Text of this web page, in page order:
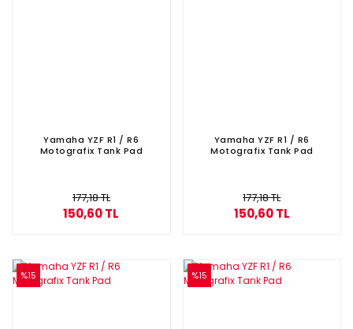
Yamaha YZF R1 / R6
Motografix Tank Pad
177,18 TL
150,60 TL
Yamaha YZF R1 / R6
Motografix Tank Pad
177,18 TL
150,60 TL
%15 %15